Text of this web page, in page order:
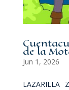
de la
Jun 1, 2026
LAZARILLA